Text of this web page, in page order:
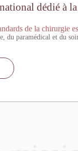
dédié à
de la chirurgie
du paramédical et du